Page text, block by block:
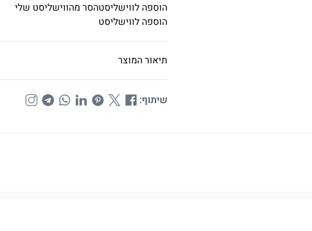
הוספה לווישליסטהסר מהווישליסט שלי
הוספה לווישליסט
תיאור המוצר
שיתוף: